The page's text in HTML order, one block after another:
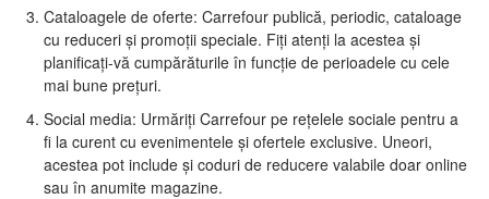
Cataloagele de oferte: Carrefour publică, periodic, cataloage
cu reduceri și promoții speciale. Fiți atenți la acestea și
planificați-vă cumpărăturile în funcție de perioadele cu cele
mai bune prețuri.
Social media: Urmăriți Carrefour pe rețelele sociale pentru a
fi la curent cu evenimentele și ofertele exclusive. Uneori,
acestea pot include și coduri de reducere valabile doar online
sau în anumite magazine.